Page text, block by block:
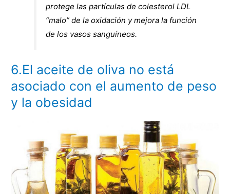
protege las partículas de colesterol LDL
“malo” de la oxidación y mejora la función
de los vasos sanguíneos.
6.El aceite de oliva no está
asociado con el aumento de peso
y la obesidad